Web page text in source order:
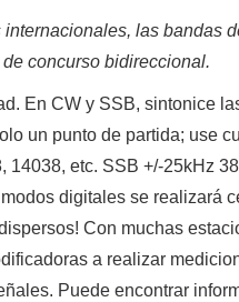
las bandas
concurso bidireccional.
En CW y SSB, sintonice
un punto de partida; use
14038, etc. SSB +/-25kHz
digitales se realizará
Con muchas
a realizar
Puede encontrar